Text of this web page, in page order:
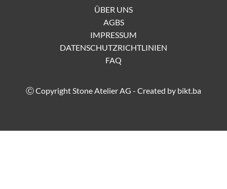
ÜBER UNS
AGBS
IMPRESSUM
DATENSCHUTZRICHTLINIEN
FAQ
Ⓒ Copyright Stone Atelier AG - Created by bikt.ba